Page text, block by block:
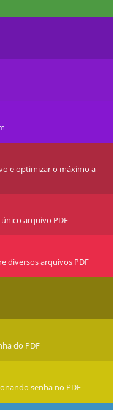
e optimizar o máximo a
arquivo PDF
diversos arquivos PDF
do PDF
senha no PDF